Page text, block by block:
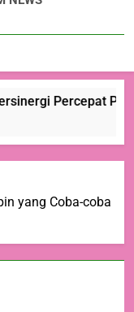
Percepat
yang Coba-coba